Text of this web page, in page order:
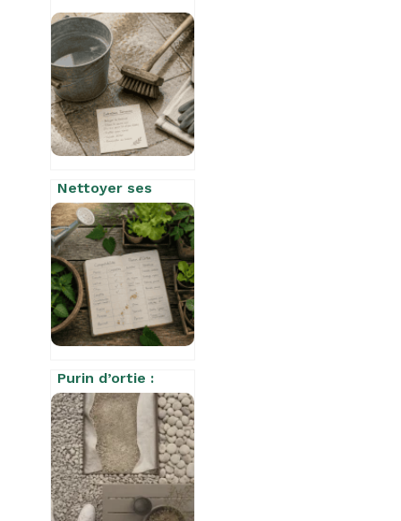
Nettoyer ses
dalles de terrasse
: pourquoi le
vinaigre blanc est
une erreur fatale
pour la pierre
Purin d’ortie :
quelles plantes
arroser et
lesquelles éviter
pour ne pas nuire
à votre jardin ?